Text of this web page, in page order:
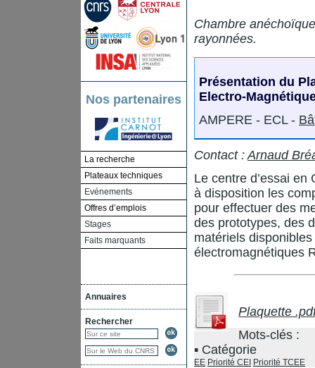
Nos partenaires
La recherche
Plateaux techniques
Evénements
Offres d’emplois
Stages
Faits marquants
Annuaires
Rechercher
Chambre
rayonnées.
Présentation du
Electro-
AMPERE - ECL -
Contact :Arnaud
Le centre d’essai en
à disposition les
pour effectuer des
des prototypes, des
matériels
électromagnétiques
Plaquette
Mots-clés :
Catégorie
EE Priorité CEI Priorité TCEE